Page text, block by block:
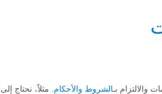
والالتزام بـالشروط والأحكام . مثلاً، نحتاج